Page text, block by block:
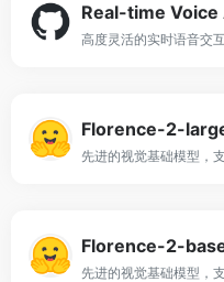
Real-time Voice
高度灵活的实时语音交
Florence-2-
先进的视觉基础模型，
Florence-2-
先进的视觉基础模型，